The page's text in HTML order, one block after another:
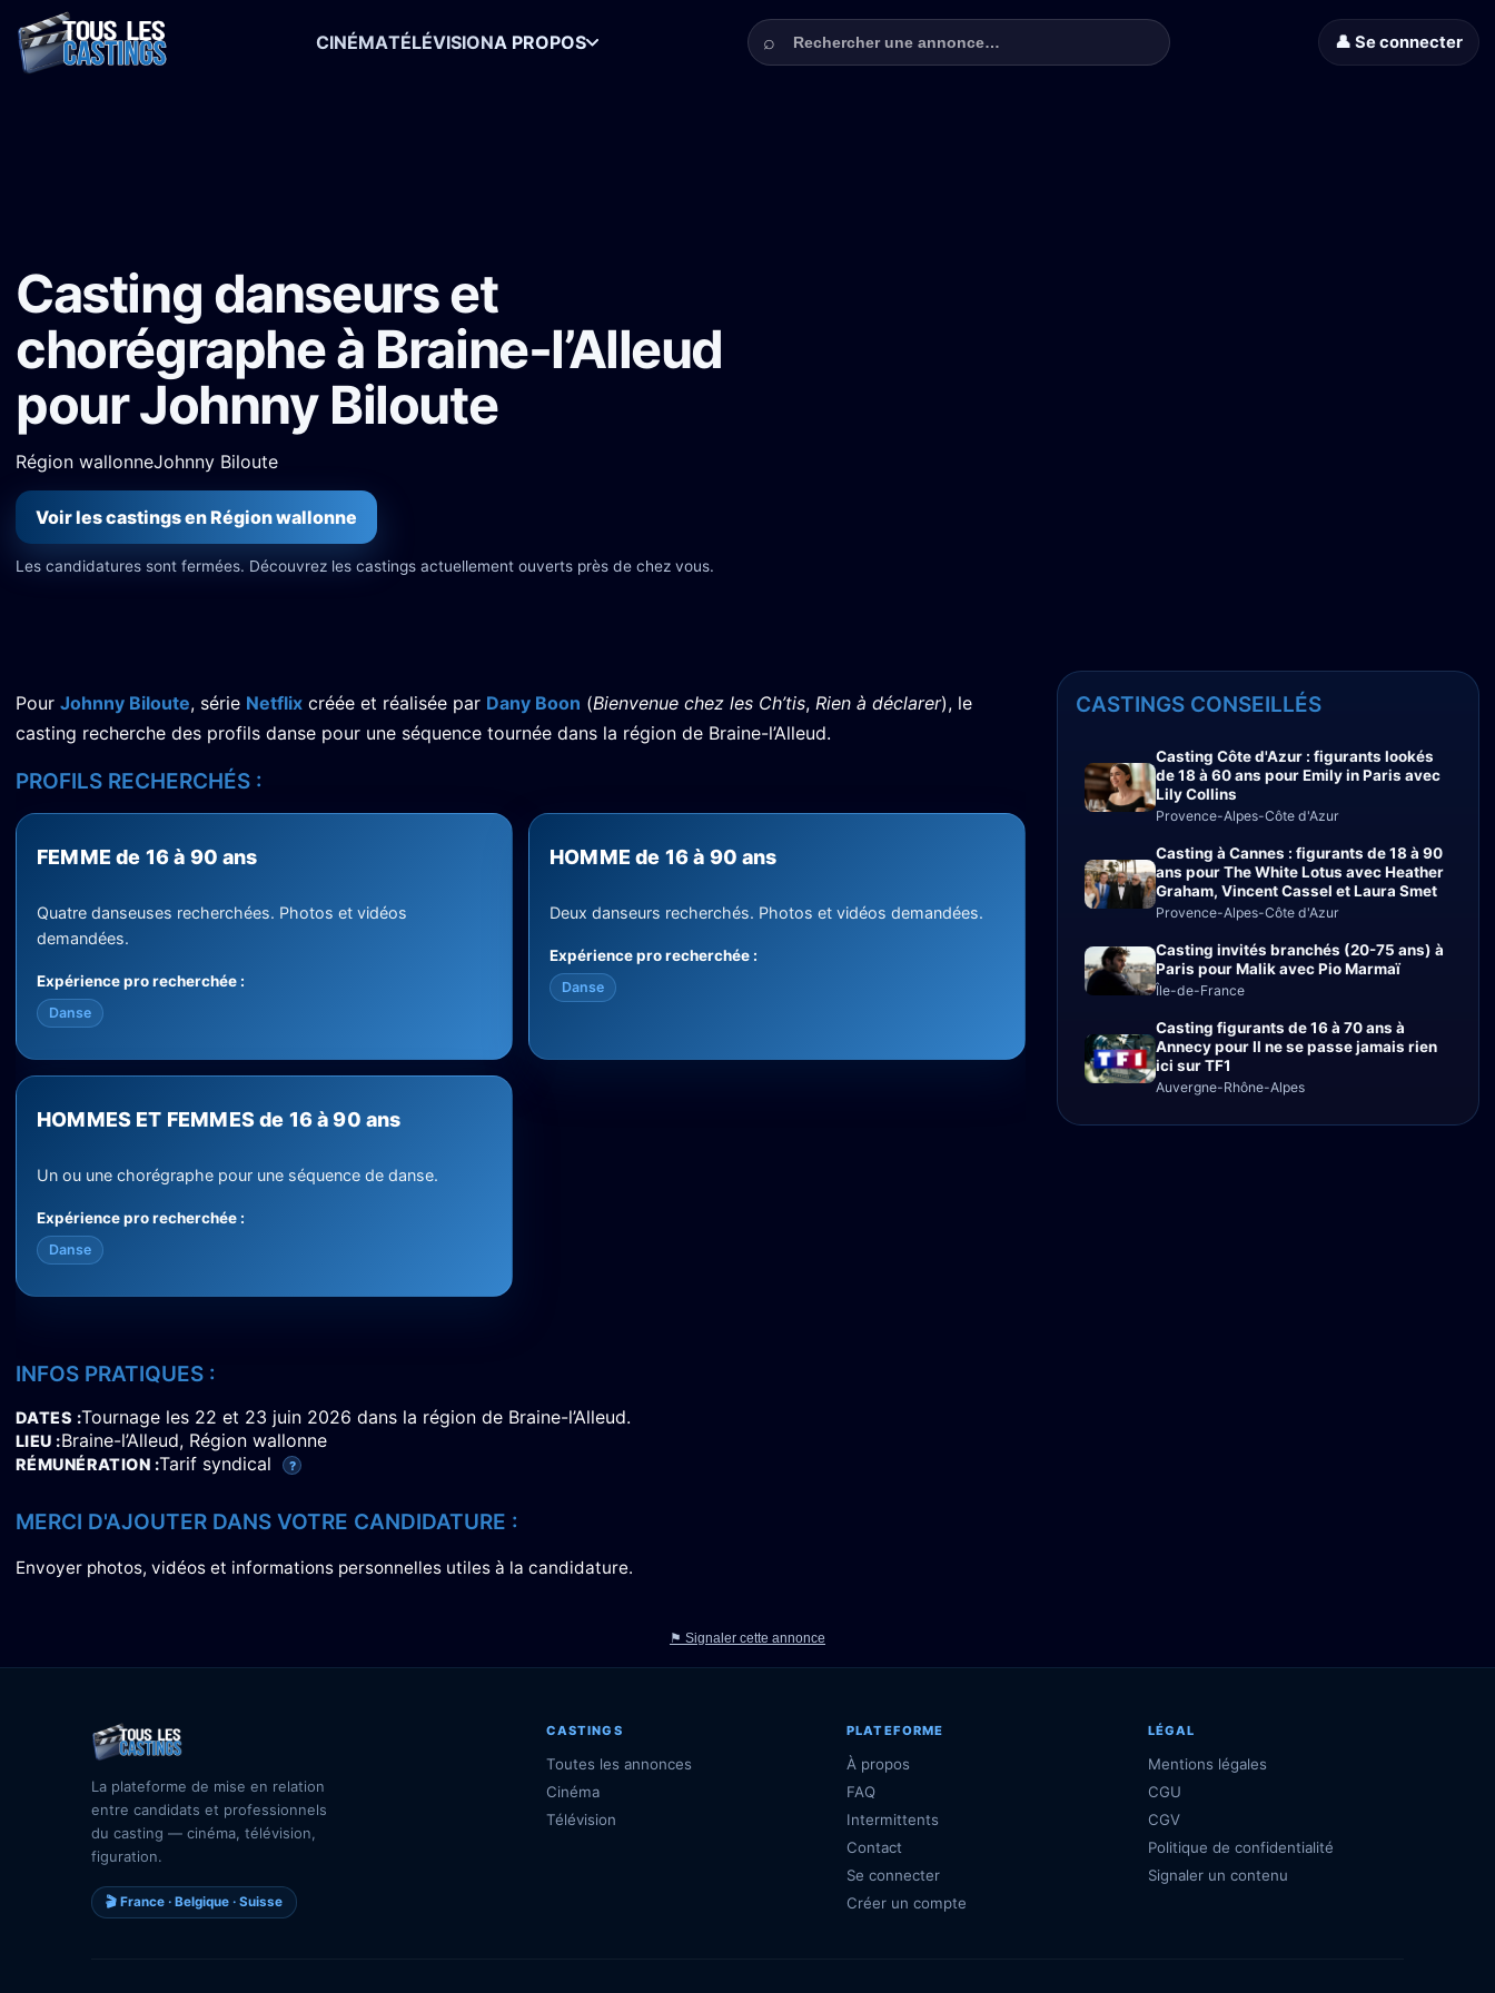
CINÉMATÉLÉVISIONA PROPOS Rechercher une annonce
⌕ 👤 Se connecter
Casting danseurs et
chorégraphe à Braine-l’Alleud
pour Johnny Biloute
Région wallonneJohnny Biloute
Voir les castings en Région wallonne
Les candidatures sont fermées. Découvrez les castings actuellement ouverts près de chez vous.
Pour Johnny Biloute, série Netflix créée et réalisée par Dany Boon (Bienvenue chez les Ch’tis, Rien à déclarer), le
casting recherche des profils danse pour une séquence tournée dans la région de Braine-l’Alleud.
PROFILS RECHERCHÉS :
FEMME de 16 à 90 ans
Quatre danseuses recherchées. Photos et vidéos
demandées.
Expérience pro recherchée :
Danse
HOMME de 16 à 90 ans
Deux danseurs recherchés. Photos et vidéos demandées.
Expérience pro recherchée :
Danse
HOMMES ET FEMMES de 16 à 90 ans
Un ou une chorégraphe pour une séquence de danse.
Expérience pro recherchée :
Danse
INFOS PRATIQUES :
DATES Tournage les 22 et 23 juin 2026 dans la région de Braine-l’Alleud.
LIEU Braine-l’Alleud, Région wallonne
RÉMUNÉRATION Tarif syndical ?
MERCI D'AJOUTER DANS VOTRE CANDIDATURE :
Envoyer photos, vidéos et informations personnelles utiles à la candidature.
CASTINGS CONSEILLÉS
Casting Côte d'Azur : figurants lookés
de 18 à 60 ans pour Emily in Paris avec
Lily Collins
Provence-Alpes-Côte d'Azur
Casting à Cannes : figurants de 18 à 90
ans pour The White Lotus avec Heather
Graham, Vincent Cassel et Laura Smet
Provence-Alpes-Côte d'Azur
Casting invités branchés (20-75 ans) à
Paris pour Malik avec Pio Marmaï
Île-de-France
Casting figurants de 16 à 70 ans à
Annecy pour Il ne se passe jamais rien
ici sur TF1
Auvergne-Rhône-Alpes
⚑ Signaler cette annonce
La plateforme de mise en relation
entre candidats et professionnels
du casting — cinéma, télévision,
figuration.
🎬 France · Belgique · Suisse
CASTINGS
Toutes les annonces
Cinéma
Télévision
PLATEFORME
À propos
FAQ
Intermittents
Contact
Se connecter
Créer un compte
LÉGAL
Mentions légales
CGU
CGV
Politique de confidentialité
Signaler un contenu